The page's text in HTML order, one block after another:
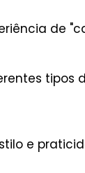
de
tipos
e